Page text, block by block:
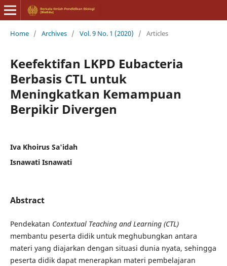
Home / Archives / Vol. 9 No. 1 (2020) / Articles
Keefektifan LKPD Eubacteria
Berbasis CTL untuk
Meningkatkan Kemampuan
Berpikir Divergen
Iva Khoirus Sa'idah
Isnawati Isnawati
Abstract
Pendekatan Contextual Teaching and Learning (CTL)
membantu peserta didik untuk meghubungkan antara
materi yang diajarkan dengan situasi dunia nyata, sehingga
peserta didik dapat menerapkan materi pembelajaran